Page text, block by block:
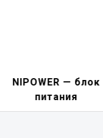
блок управления
насосами